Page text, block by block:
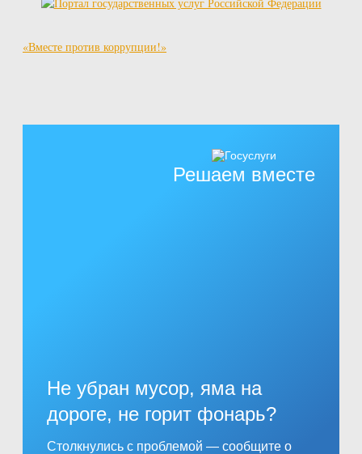
«Вместе против коррупции!»
Решаем вместе
Не убран мусор, яма на
дороге, не горит фонарь?
Столкнулись с проблемой — сообщите о